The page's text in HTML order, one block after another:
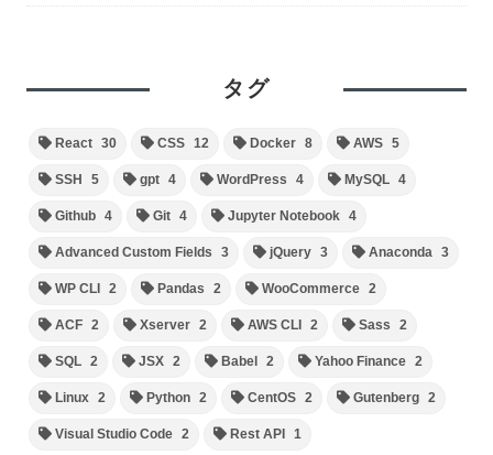
タグ
React 30 CSS 12 Docker 8 AWS 5
SSH 5 gpt 4 WordPress 4 MySQL 4
Github 4 Git 4 Jupyter Notebook 4
Advanced Custom Fields 3 jQuery 3 Anaconda 3
WP CLI 2 Pandas 2 WooCommerce 2
ACF 2 Xserver 2 AWS CLI 2 Sass 2
SQL 2 JSX 2 Babel 2 Yahoo Finance 2
Linux 2 Python 2 CentOS 2 Gutenberg 2
Visual Studio Code 2 Rest API 1